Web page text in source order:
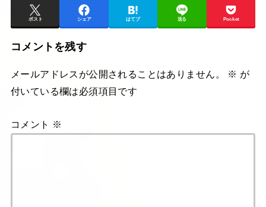
ポスト シェア はてブ 送る Pocket
コメントを残す
メールアドレスが公開されることはありません。 ※ が
付いている欄は必須項目です
コメント ※